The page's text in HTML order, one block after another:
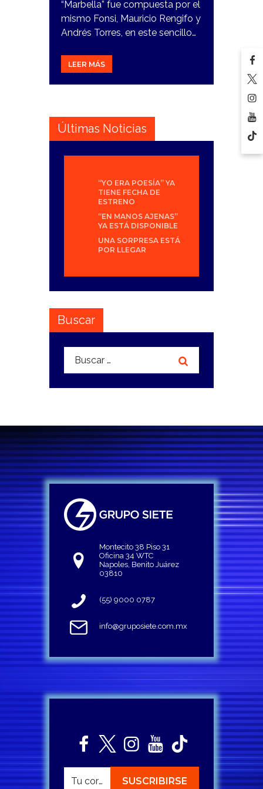
“Marbella” fue compuesta por el
mismo Fonsi, Mauricio Rengifo y
Andrés Torres, en este sencillo…
LEER MÁS
Últimas Noticias
“YO ERA POESÍA” YA
TIENE FECHA DE
ESTRENO
“EN MANOS AJENAS”
YA ESTÁ DISPONIBLE
UNA SORPRESA ESTÁ
POR LLEGAR
Buscar
Buscar:
Montecito 38 Piso 31
Oficina 34 WTC
Napoles, Benito Juárez
03810
(55) 9000 0787
info@gruposiete.com.mx